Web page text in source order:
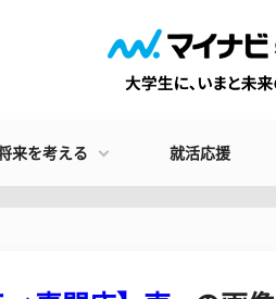
来を考える 就活応援